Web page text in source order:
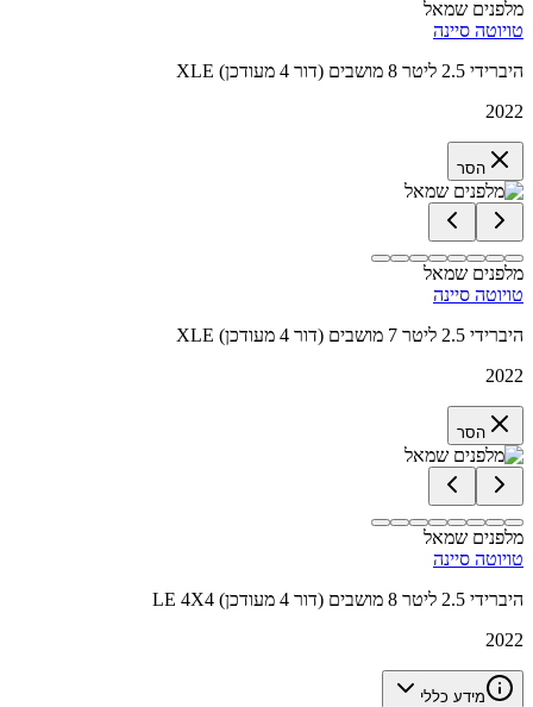
מלפנים שמאל
טויוטה סיינה
XLE היברידי 2.5 ליטר 8 מושבים (דור 4 מעודכן)
2022
הסר
מלפנים שמאל
טויוטה סיינה
XLE היברידי 2.5 ליטר 7 מושבים (דור 4 מעודכן)
2022
הסר
מלפנים שמאל
טויוטה סיינה
LE 4X4 היברידי 2.5 ליטר 8 מושבים (דור 4 מעודכן)
2022
מידע כללי